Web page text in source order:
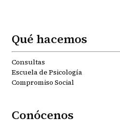
Qué hacemos
Consultas
Escuela de Psicología
Compromiso Social
Conócenos